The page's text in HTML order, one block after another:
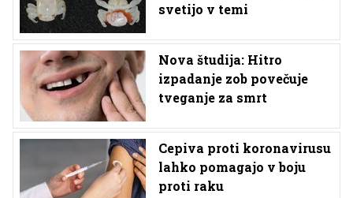
svetijo v temi
Nova študija: Hitro
izpadanje zob povečuje
tveganje za smrt
Cepiva proti koronavirusu
lahko pomagajo v boju
proti raku